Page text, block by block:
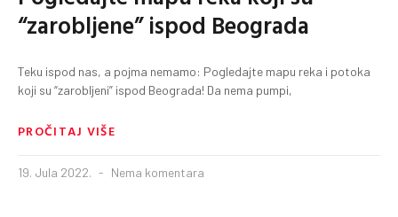
“zarobljene” ispod Beograda
Teku ispod nas, a pojma nemamo: Pogledajte mapu reka i potoka
koji su “zarobljeni” ispod Beograda! Da nema pumpi,
PROČITAJ VIŠE
19. Jula 2022. Nema komentara